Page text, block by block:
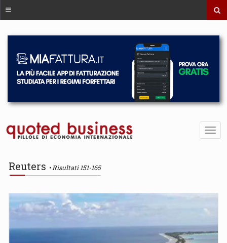
Reuters Risultati 151-165